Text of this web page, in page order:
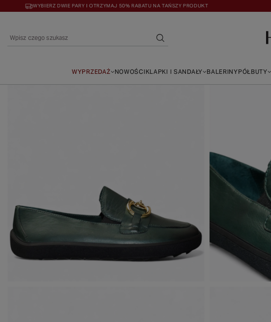
WYBIERZ DWIE PARY I OTRZYMAJ 50% RABATU NA TAŃSZY PRODUKT
WYPRZEDAŻ NOWOŚCI KLAPKI I SANDAŁY BALERINYPÓŁBUTY